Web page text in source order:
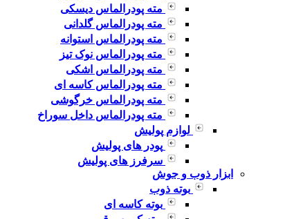
مته پودرالماس دیسکی
مته پودرالماس گلدانی
مته پودرالماس استوانه
مته پودرالماس نوک تیز
مته پودرالماس اشکی
مته پودرالماس کاسه ای
مته پودرالماس خرگوشی
مته پودرالماس داخل سوراخ
لوازم پولیش
پودر های پولیش
سرفرز های پولیش
ابزار ذوب و جوش
بوته ذوب
بوته کاسه ای